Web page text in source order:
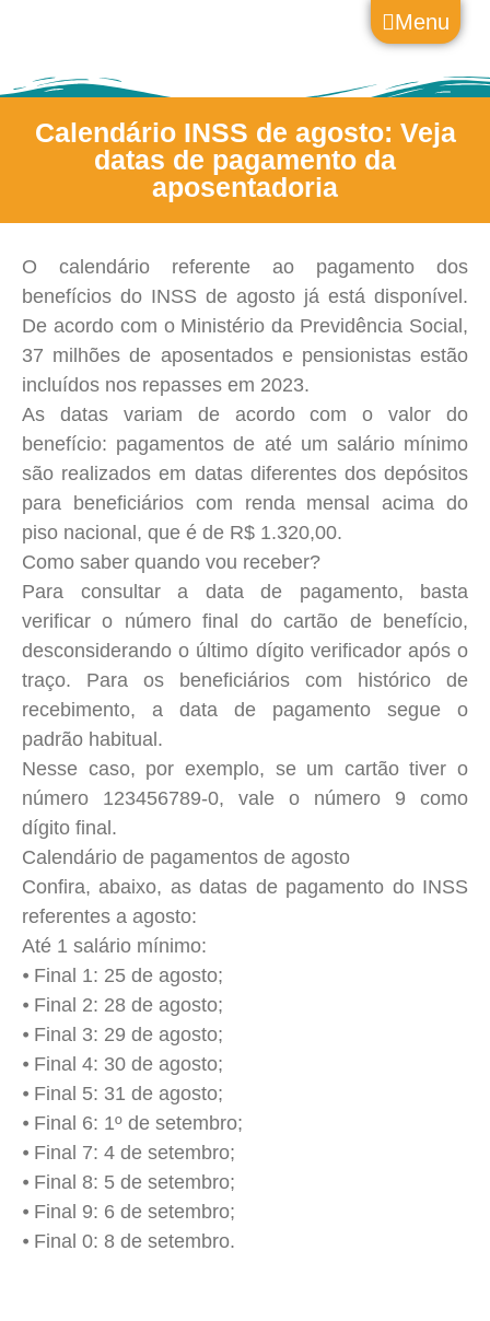
Menu
Calendário INSS de agosto: Veja
datas de pagamento da
aposentadoria
O calendário referente ao pagamento dos
benefícios do INSS de agosto já está disponível.
De acordo com o Ministério da Previdência Social,
37 milhões de aposentados e pensionistas estão
incluídos nos repasses em 2023.
As datas variam de acordo com o valor do
benefício: pagamentos de até um salário mínimo
são realizados em datas diferentes dos depósitos
para beneficiários com renda mensal acima do
piso nacional, que é de R$ 1.320,00.
Como saber quando vou receber?
Para consultar a data de pagamento, basta
verificar o número final do cartão de benefício,
desconsiderando o último dígito verificador após o
traço. Para os beneficiários com histórico de
recebimento, a data de pagamento segue o
padrão habitual.
Nesse caso, por exemplo, se um cartão tiver o
número 123456789-0, vale o número 9 como
dígito final.
Calendário de pagamentos de agosto
Confira, abaixo, as datas de pagamento do INSS
referentes a agosto:
Até 1 salário mínimo:
⦁ Final 1: 25 de agosto;
⦁ Final 2: 28 de agosto;
⦁ Final 3: 29 de agosto;
⦁ Final 4: 30 de agosto;
⦁ Final 5: 31 de agosto;
⦁ Final 6: 1º de setembro;
⦁ Final 7: 4 de setembro;
⦁ Final 8: 5 de setembro;
⦁ Final 9: 6 de setembro;
⦁ Final 0: 8 de setembro.